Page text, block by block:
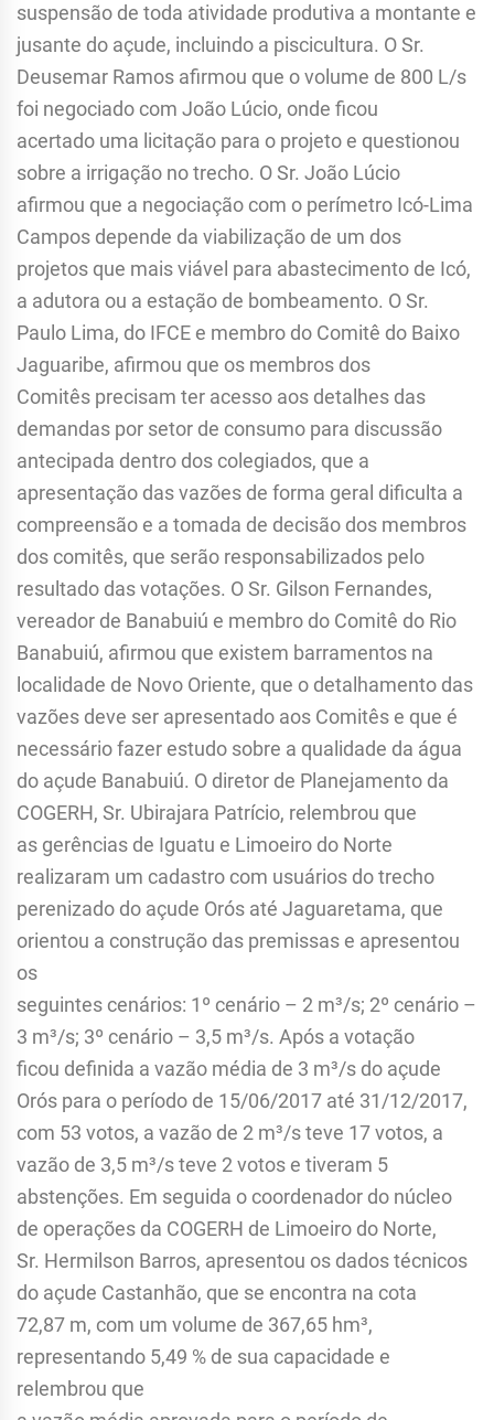
suspensão de toda atividade produtiva a montante e
jusante do açude, incluindo a piscicultura. O Sr.
Deusemar Ramos afirmou que o volume de 800 L/s
foi negociado com João Lúcio, onde ficou
acertado uma licitação para o projeto e questionou
sobre a irrigação no trecho. O Sr. João Lúcio
afirmou que a negociação com o perímetro Icó-Lima
Campos depende da viabilização de um dos
projetos que mais viável para abastecimento de Icó,
a adutora ou a estação de bombeamento. O Sr.
Paulo Lima, do IFCE e membro do Comitê do Baixo
Jaguaribe, afirmou que os membros dos
Comitês precisam ter acesso aos detalhes das
demandas por setor de consumo para discussão
antecipada dentro dos colegiados, que a
apresentação das vazões de forma geral dificulta a
compreensão e a tomada de decisão dos membros
dos comitês, que serão responsabilizados pelo
resultado das votações. O Sr. Gilson Fernandes,
vereador de Banabuiú e membro do Comitê do Rio
Banabuiú, afirmou que existem barramentos na
localidade de Novo Oriente, que o detalhamento das
vazões deve ser apresentado aos Comitês e que é
necessário fazer estudo sobre a qualidade da água
do açude Banabuiú. O diretor de Planejamento da
COGERH, Sr. Ubirajara Patrício, relembrou que
as gerências de Iguatu e Limoeiro do Norte
realizaram um cadastro com usuários do trecho
perenizado do açude Orós até Jaguaretama, que
orientou a construção das premissas e apresentou
os
seguintes cenários: 1º cenário – 2 m³/s; 2º cenário –
3 m³/s; 3º cenário – 3,5 m³/s. Após a votação
ficou definida a vazão média de 3 m³/s do açude
Orós para o período de 15/06/2017 até 31/12/2017,
com 53 votos, a vazão de 2 m³/s teve 17 votos, a
vazão de 3,5 m³/s teve 2 votos e tiveram 5
abstenções. Em seguida o coordenador do núcleo
de operações da COGERH de Limoeiro do Norte,
Sr. Hermilson Barros, apresentou os dados técnicos
do açude Castanhão, que se encontra na cota
72,87 m, com um volume de 367,65 hm³,
representando 5,49 % de sua capacidade e
relembrou que